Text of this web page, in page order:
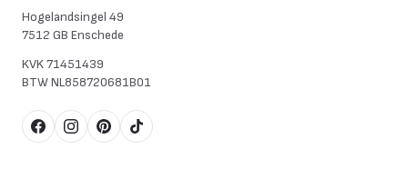
Hogelandsingel 49
7512 GB Enschede
KVK71451439
BTWNL858720681B01
FacebookInstagram
Pinterest
TikTok